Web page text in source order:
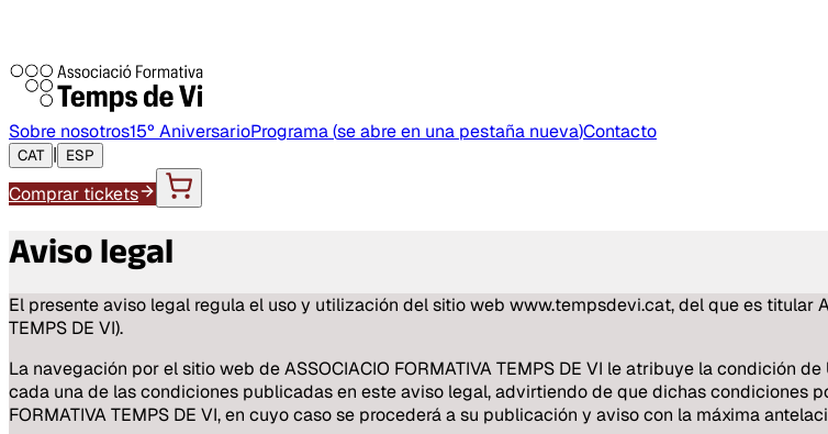
Sobre nosotros15º AniversarioPrograma(se abre en una pestaña nueva)Contacto
CAT | ESP
Comprar tickets
Aviso legal
El presente aviso legal regula el uso y utilización del sitio web www.tempsdevi.cat, del que es titular
TEMPS DE VI).
La navegación por el sitio web de ASSOCIACIO FORMATIVA TEMPS DE VI le atribuye la condición
cada una de las condiciones publicadas en este aviso legal, advirtiendo de que dichas condiciones
FORMATIVA TEMPS DE VI, en cuyo caso se procederá a su publicación y aviso con la máxima